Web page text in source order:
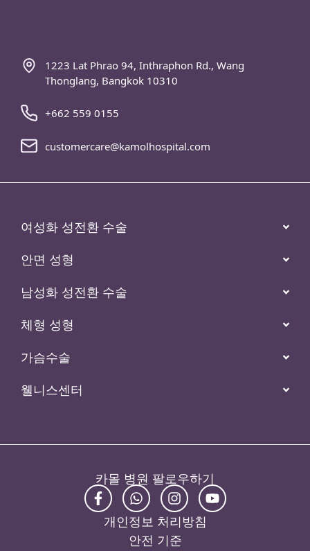
안면 성형
남성화 성전환 수술
체형 성형
카몰 병원 팔로우하기